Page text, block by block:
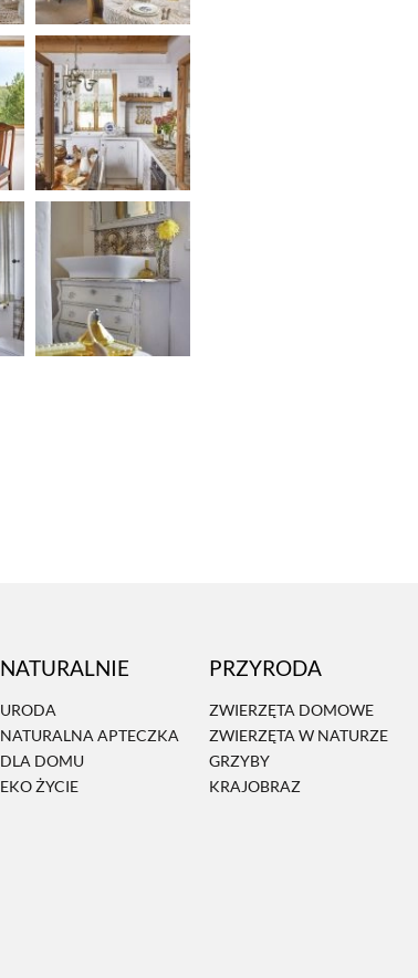
NATURALNIE
URODA
NATURALNA APTECZKA
DLA DOMU
EKO ŻYCIE
PRZYRODA
ZWIERZĘTA DOMOWE
ZWIERZĘTA W NATURZE
GRZYBY
KRAJOBRAZ